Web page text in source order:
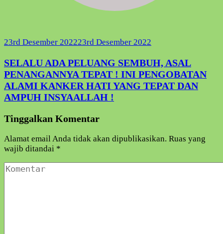
23rd Desember 202223rd Desember 2022
SELALU ADA PELUANG SEMBUH, ASAL
PENANGANNYA TEPAT ! INI PENGOBATAN
ALAMI KANKER HATI YANG TEPAT DAN
AMPUH INSYAALLAH !
Tinggalkan Komentar
Alamat email Anda tidak akan dipublikasikan. Ruas yang
wajib ditandai *
Komentar